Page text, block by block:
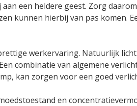
een heldere geest. Zorg
kunnen hierbij van pas komen.
werkervaring. Natuurlijk
combinatie van algemene
kan zorgen voor een goed
en